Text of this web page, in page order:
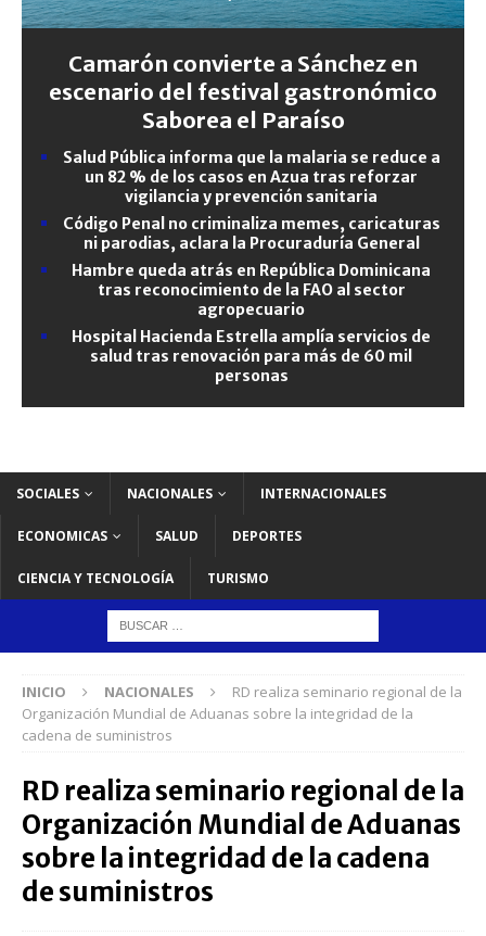
Camarón convierte a Sánchez en
escenario del festival gastronómico
Saborea el Paraíso
Salud Pública informa que la malaria se reduce a
un 82 % de los casos en Azua tras reforzar
vigilancia y prevención sanitaria
Código Penal no criminaliza memes, caricaturas
ni parodias, aclara la Procuraduría General
Hambre queda atrás en República Dominicana
tras reconocimiento de la FAO al sector
agropecuario
Hospital Hacienda Estrella amplía servicios de
salud tras renovación para más de 60 mil
personas
SOCIALES NACIONALES INTERNACIONALES
ECONOMICAS SALUD DEPORTES
CIENCIA Y TECNOLOGÍA TURISMO
INICIO NACIONALES
RD realiza seminario regional de la
Organización Mundial de Aduanas sobre la integridad de la
cadena de suministros
RD realiza seminario regional de la
Organización Mundial de Aduanas
sobre la integridad de la cadena
de suministros